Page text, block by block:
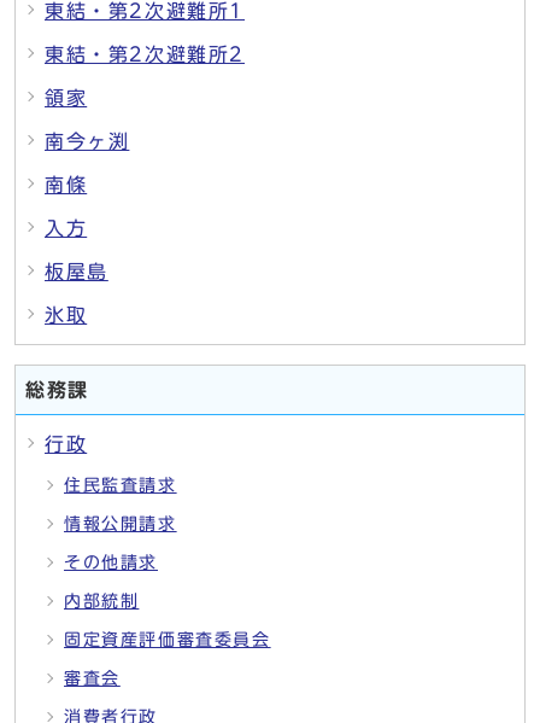
東結・第2次避難所1
東結・第2次避難所2
領家
南今ヶ渕
南條
入方
板屋島
氷取
総務課
行政
住民監査請求
情報公開請求
その他請求
内部統制
固定資産評価審査委員会
審査会
消費者行政